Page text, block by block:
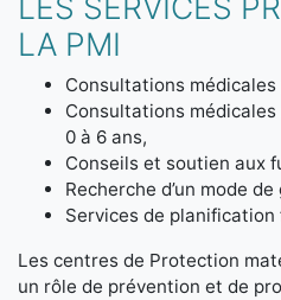
LES SERVICES
LA PMI
Consultations
Consultations
0 à 6 ans,
Conseils et soutien aux
Recherche d’un mode de
Services de planification
Les centres de Protection
un rôle de prévention et de